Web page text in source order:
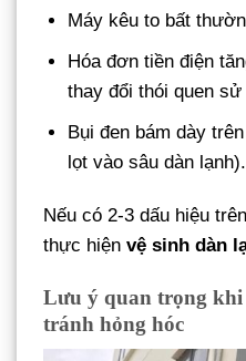
Máy kêu to bất
Hóa đơn tiền điện
thay đổi thói quen sử
Bụi đen bám dày
lọt vào sâu dàn lạnh).
Nếu có 2-3 dấu hiệu
thực hiện vệ sinh dàn
Lưu ý quan trọng khi
tránh hỏng hóc